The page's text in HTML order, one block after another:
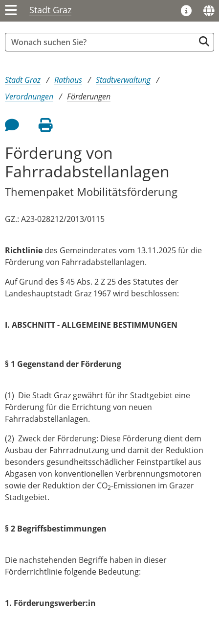
Stadt Graz
Sie sind hier:
Stadt Graz Rathaus
Stadtverwaltung
Verordnungen
Förderungen
Feedback an Autor
Seite drucken
Förderung von
Fahrradabstellanlagen
Themenpaket Mobilitätsförderung
GZ.: A23-028212/2013/0115
Richtlinie des Gemeinderates vom 13.11.2025 für die
Förderung von Fahrradabstellanlagen.
Auf Grund des § 45 Abs. 2 Z 25 des Statutes der
Landeshauptstadt Graz 1967 wird beschlossen:
I. ABSCHNITT - ALLGEMEINE BESTIMMUNGEN
§ 1 Gegenstand der Förderung
(1) Die Stadt Graz gewährt für ihr Stadtgebiet eine
Förderung für die Errichtung von neuen
Fahrradabstellanlagen.
(2) Zweck der Förderung: Diese Förderung dient dem
Ausbau der Fahrradnutzung und damit der Reduktion
besonders gesundheitsschädlicher Feinstpartikel aus
Abgasen von konventionellen Verbrennungsmotoren
sowie der Reduktion der CO2-Emissionen im Grazer
Stadtgebiet.
§ 2 Begriffsbestimmungen
Die nachstehenden Begriffe haben in dieser
Förderrichtlinie folgende Bedeutung:
1. Förderungswerber:in